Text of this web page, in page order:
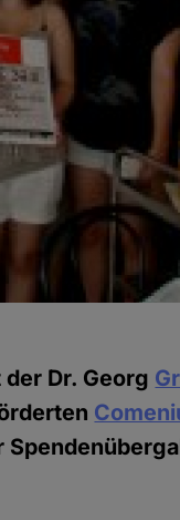
Dr. Georg